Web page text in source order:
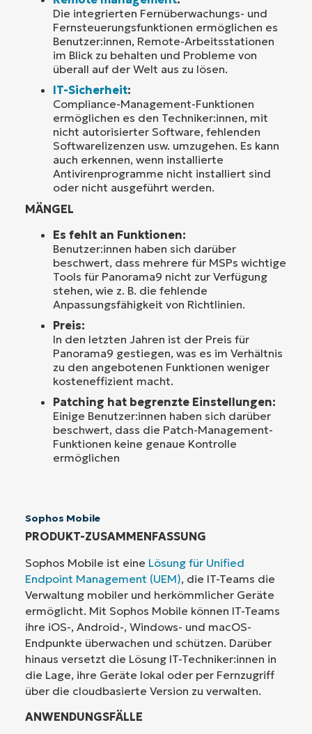
Die integrierten Fernüberwachungs- und
Fernsteuerungsfunktionen ermöglichen es
Benutzer:innen, Remote-Arbeitsstationen
im Blick zu behalten und Probleme von
überall auf der Welt aus zu lösen.
IT-Sicherheit:
Compliance-Management-Funktionen
ermöglichen es den Techniker:innen, mit
nicht autorisierter Software, fehlenden
Softwarelizenzen usw. umzugehen. Es kann
auch erkennen, wenn installierte
Antivirenprogramme nicht installiert sind
oder nicht ausgeführt werden.
MÄNGEL
Es fehlt an Funktionen:
Benutzer:innen haben sich darüber
beschwert, dass mehrere für MSPs wichtige
Tools für Panorama9 nicht zur Verfügung
stehen, wie z. B. die fehlende
Anpassungsfähigkeit von Richtlinien.
Preis:
In den letzten Jahren ist der Preis für
Panorama9 gestiegen, was es im Verhältnis
zu den angebotenen Funktionen weniger
kosteneffizient macht.
Patching hat begrenzte Einstellungen:
Einige Benutzer:innen haben sich darüber
beschwert, dass die Patch-Management-
Funktionen keine genaue Kontrolle
ermöglichen
Sophos Mobile
PRODUKT-ZUSAMMENFASSUNG
Sophos Mobile ist eine Lösung für Unified
Endpoint Management (UEM), die IT-Teams die
Verwaltung mobiler und herkömmlicher Geräte
ermöglicht. Mit Sophos Mobile können IT-Teams
ihre iOS-, Android-, Windows- und macOS-
Endpunkte überwachen und schützen. Darüber
hinaus versetzt die Lösung IT-Techniker:innen in
die Lage, ihre Geräte lokal oder per Fernzugriff
über die cloudbasierte Version zu verwalten.
ANWENDUNGSFÄLLE